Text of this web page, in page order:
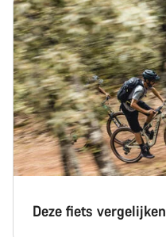
Deze fiets vergelijken